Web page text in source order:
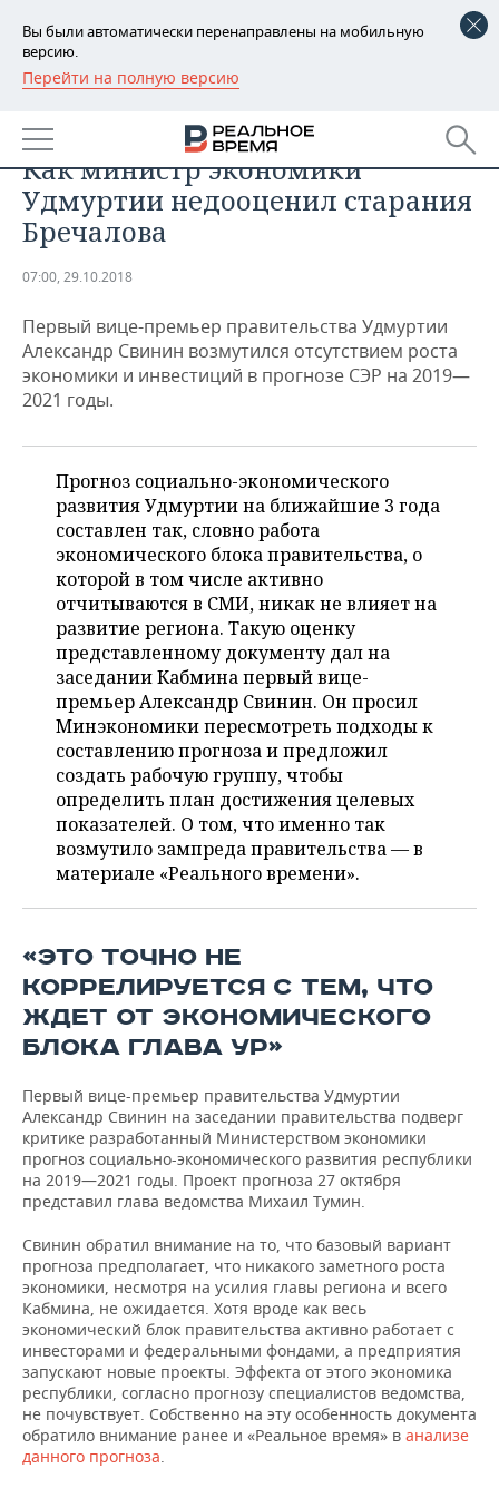
Вы были автоматически перенаправлены на мобильную
версию.
Перейти на полную версию
РЕГИОНЫ
БАШКОРТОСТАН
ТАТАРСТАН
УДМУРТИЯ
НОВОСТИ
АНАЛИТИКА
НОВОСТИ АНАЛИТИКИ
ДЕКЛАРАЦИИ О ДОХОДАХ
КОРОЛИ ГОСЗАКАЗА ПФО
ВУЗЫ ТАТАРСТАНА
ТАТАРСТАНА
ЭКОНОМИКА
НОВОСТИ ЭКОНОМИКИ
ФИНАНСЫ
БАНКИ
ИНВЕСТИЦИИ
ПРОМЫШЛЕННОСТЬ
НОВОСТИ
ПРОМЫШЛЕННОСТИ
АГРОПРОМ
НЕФТЕХИМИЯ
НЕФТЬ
ОПК
ЭНЕРГЕТИКА
НЕДВИЖИМОСТЬ
НОВОСТИ НЕДВИЖИМОСТИ
АВТО
НОВОСТИ БИЗНЕСА
РОЗНИЧНАЯ ТОРГОВЛЯ
ТРАНСПОРТ
УСЛУГИ
ТЕХНОЛОГИИ
НОВОСТИ ТЕХНОЛОГИЙ
МЕДИА
ТЕЛЕКОММУНИКАЦИИ
МЕРОПРИЯТИЯ
НОВОСТИ МЕРОПРИЯТИЙ
ВЫЕЗДНАЯ РЕДАКЦИЯ
БИЗНЕС-БРАНЧИ
ONLINE-КОНФЕРЕНЦИИ
ОТКРЫТАЯ ЛЕКЦИЯ
СПОРТ
НОВОСТИ СПОРТА
ФУТБОЛ
ХОККЕЙ
БАСКЕТБОЛ
ВОЛЕЙБОЛ
ФИГУРНОЕ КАТАНИЕ
ВОДНЫЕ ВИДЫ СПОРТА
ХОККЕЙ С МЯЧОМ
ОБЩЕСТВО
НОВОСТИ ОБЩЕСТВА
ВЛАСТЬ
ИНФРАСТРУКТУРА
ИСТОРИЯ
МЕДИЦИНА
ОБРАЗОВАНИЕ
ПРОИСШЕСТВИЯ
ФОТОГАЛЕРЕЯ
СЮЖЕТЫ
СПРАВОЧНИК
СПИСОК ПЕРСОН
ПОЛНАЯ ВЕРСИЯ
Рука правая ругает руку левую.
Как министр экономики
Удмуртии недооценил старания
Бречалова
07:00, 29.10.2018
Первый вице-премьер правительства Удмуртии
Александр Свинин возмутился отсутствием роста
экономики и инвестиций в прогнозе СЭР на 2019—
2021 годы.
Прогноз социально-экономического
развития Удмуртии на ближайшие 3 года
составлен так, словно работа
экономического блока правительства, о
которой в том числе активно
отчитываются в СМИ, никак не влияет на
развитие региона. Такую оценку
представленному документу дал на
заседании Кабмина первый вице-
премьер Александр Свинин. Он просил
Минэкономики пересмотреть подходы к
составлению прогноза и предложил
создать рабочую группу, чтобы
определить план достижения целевых
показателей. О том, что именно так
возмутило зампреда правительства — в
материале «Реального времени».
«ЭТО ТОЧНО НЕ
КОРРЕЛИРУЕТСЯ С ТЕМ, ЧТО
ЖДЕТ ОТ ЭКОНОМИЧЕСКОГО
БЛОКА ГЛАВА УР»
Первый вице-премьер правительства Удмуртии
Александр Свинин на заседании правительства подверг
критике разработанный Министерством экономики
прогноз социально-экономического развития республики
на 2019—2021 годы. Проект прогноза 27 октября
представил глава ведомства Михаил Тумин.
Свинин обратил внимание на то, что базовый вариант
прогноза предполагает, что никакого заметного роста
экономики, несмотря на усилия главы региона и всего
Кабмина, не ожидается. Хотя вроде как весь
экономический блок правительства активно работает с
инвесторами и федеральными фондами, а предприятия
запускают новые проекты. Эффекта от этого экономика
республики, согласно прогнозу специалистов ведомства,
не почувствует. Собственно на эту особенность документа
обратило внимание ранее и «Реальное время» в анализе
данного прогноза.